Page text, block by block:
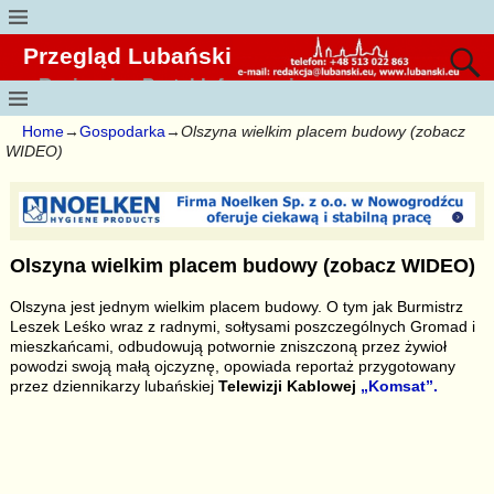
Przegląd Lubański
Regionalny Portal Informacyjny
Home→Gospodarka→Olszyna wielkim placem budowy (zobacz
WIDEO)
Olszyna wielkim placem budowy (zobacz WIDEO)
Olszyna jest jednym wielkim placem budowy. O tym jak Burmistrz
Leszek Leśko wraz z radnymi, sołtysami poszczególnych Gromad i
mieszkańcami, odbudowują potwornie zniszczoną przez żywioł
powodzi swoją małą ojczyznę, opowiada reportaż przygotowany
przez dziennikarzy lubańskiej Telewizji Kablowej „Komsat”.